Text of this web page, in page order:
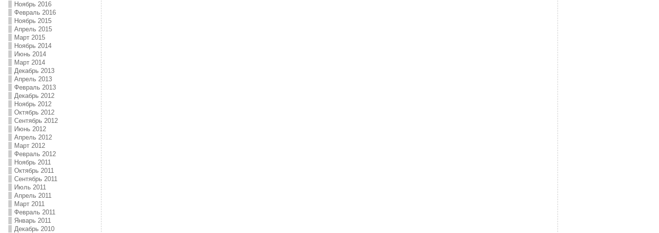
Ноябрь 2016
Февраль 2016
Ноябрь 2015
Апрель 2015
Март 2015
Ноябрь 2014
Июнь 2014
Март 2014
Декабрь 2013
Апрель 2013
Февраль 2013
Декабрь 2012
Ноябрь 2012
Октябрь 2012
Сентябрь 2012
Июнь 2012
Апрель 2012
Март 2012
Февраль 2012
Ноябрь 2011
Октябрь 2011
Сентябрь 2011
Июль 2011
Апрель 2011
Март 2011
Февраль 2011
Январь 2011
Декабрь 2010